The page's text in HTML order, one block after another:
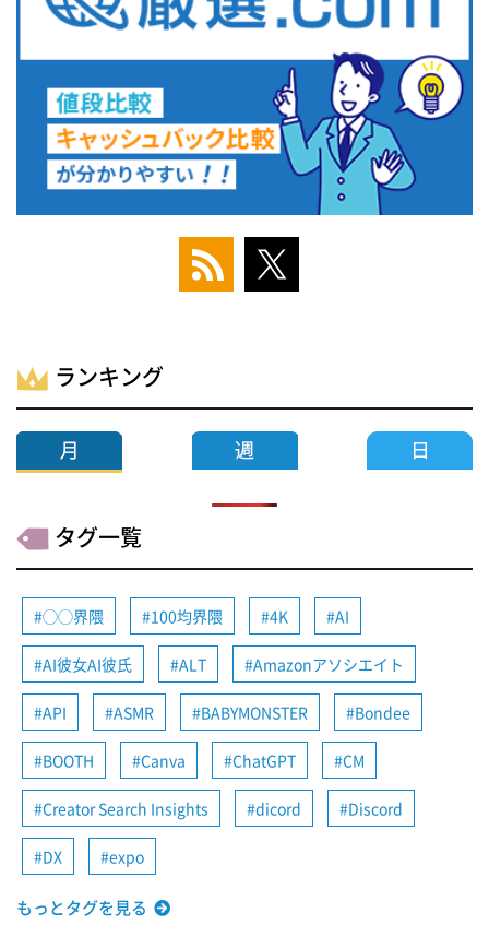
ランキング
タグ一覧
◯◯界隈 100均界隈 4K AI
AI彼女AI彼氏 ALT Amazonアソシエイト
API ASMR BABYMONSTER Bondee
BOOTH Canva ChatGPT CM
Creator Search Insights dicord Discord
DX expo
もっとタグを見る